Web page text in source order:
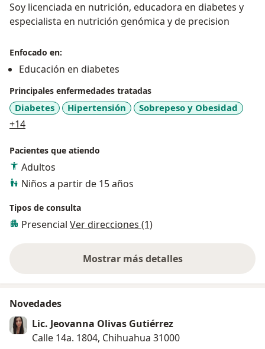
Soy licenciada en nutrición, educadora en diabetes y
especialista en nutrición genómica y de precision
Enfocado en:
Educación en diabetes
Principales enfermedades tratadas
Diabetes Hipertensión Sobrepeso y Obesidad
+14a11y_sr_more_diseases
Pacientes que atiendo
Adultos
Niños a partir de 15 años
Tipos de consulta
Presencial Ver direcciones (1)
Mostrar más detalles
sobre la experiencia
Novedades
Lic. Jeovanna Olivas Gutiérrez
Calle 14a. 1804, Chihuahua 31000